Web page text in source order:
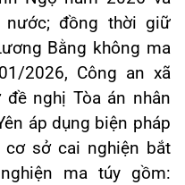
đồng thời giữ
Bằng không ma
2026, Công an xã
nghị Tòa án nhân
áp dụng biện pháp
cơ sở cai nghiện bắt
ma túy gồm: